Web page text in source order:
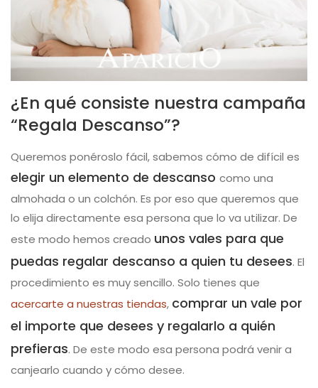
¿En qué consiste nuestra campaña
“Regala Descanso”?
Queremos ponéroslo fácil, sabemos cómo de difícil es
elegir un elemento de descanso como una
almohada o un colchón. Es por eso que queremos que
lo elija directamente esa persona que lo va utilizar. De
este modo hemos creado unos vales para que
puedas regalar descanso a quien tu desees. El
procedimiento es muy sencillo. Solo tienes que
acercarte a nuestras tiendas, comprar un vale por
el importe que desees y regalarlo a quién
prefieras. De este modo esa persona podrá venir a
canjearlo cuando y cómo desee.